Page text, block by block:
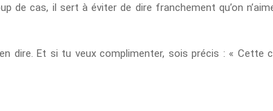
de cas, il sert à éviter de dire franchement qu’on
dire. Et si tu veux complimenter, sois précis : «